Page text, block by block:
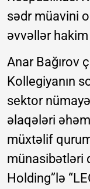
sədr müavini
əvvəllər hakim
Anar Bağırov
Kollegiyanın
sektor
əlaqələri
müxtəlif
münasibətləri
Holding”lə